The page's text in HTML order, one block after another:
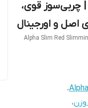
قرص لاغری آلفا اسلیم قرمز Alpha Slim Red | چربی‌سوز قوی،
Alpha Slim Red
،
وزن،